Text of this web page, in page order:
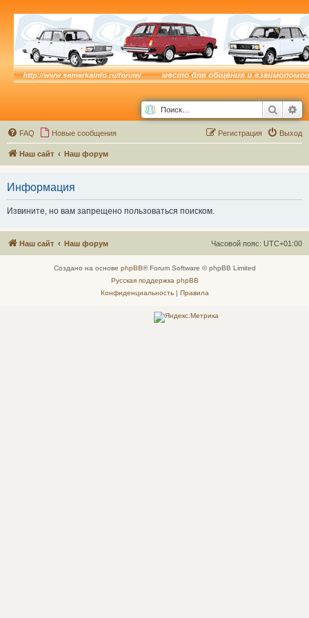
Поиск
FAQ Новые сообщения Выход
Регистрация
Наш сайт Наш форум
Информация
Извините, но вам запрещено пользоваться поиском.
Наш сайт Наш форум Часовой пояс: UTC+01:00
Создано на основе phpBB® Forum Software © phpBB Limited
Русская поддержка phpBB
Конфиденциальность| Правила